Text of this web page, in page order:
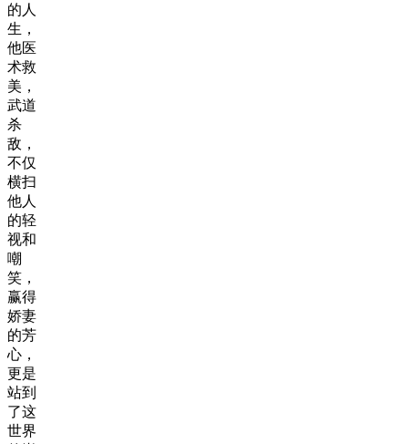
的人
生，
他医
术救
美，
武道
杀
敌，
不仅
横扫
他人
的轻
视和
嘲
笑，
赢得
娇妻
的芳
心，
更是
站到
了这
世界